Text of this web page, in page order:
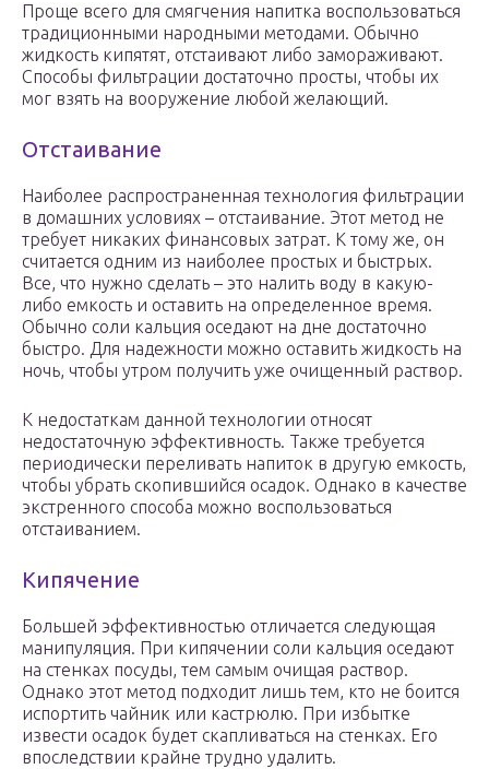
Проще всего для смягчения напитка воспользоваться
традиционными народными методами. Обычно
жидкость кипятят, отстаивают либо замораживают.
Способы фильтрации достаточно просты, чтобы их
мог взять на вооружение любой желающий.
Отстаивание
Наиболее распространенная технология фильтрации
в домашних условиях – отстаивание. Этот метод не
требует никаких финансовых затрат. К тому же, он
считается одним из наиболее простых и быстрых.
Все, что нужно сделать – это налить воду в какую-
либо емкость и оставить на определенное время.
Обычно соли кальция оседают на дне достаточно
быстро. Для надежности можно оставить жидкость на
ночь, чтобы утром получить уже очищенный раствор.
К недостаткам данной технологии относят
недостаточную эффективность. Также требуется
периодически переливать напиток в другую емкость,
чтобы убрать скопившийся осадок. Однако в качестве
экстренного способа можно воспользоваться
отстаиванием.
Кипячение
Большей эффективностью отличается следующая
манипуляция. При кипячении соли кальция оседают
на стенках посуды, тем самым очищая раствор.
Однако этот метод подходит лишь тем, кто не боится
испортить чайник или кастрюлю. При избытке
извести осадок будет скапливаться на стенках. Его
впоследствии крайне трудно удалить.